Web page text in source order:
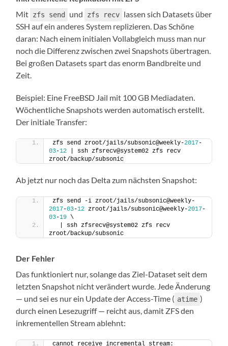
Mit zfs send und zfs recv lassen sich Datasets über
SSH auf ein anderes System replizieren. Das Schöne
daran: Nach einem initialen Vollabgleich muss man nur
noch die Differenz zwischen zwei Snapshots übertragen.
Bei großen Datasets spart das enorm Bandbreite und
Zeit.
Beispiel: Eine FreeBSD Jail mit 100 GB Mediadaten.
Wöchentliche Snapshots werden automatisch erstellt.
Der initiale Transfer:
zfs send zroot/jails/subsonic@weekly-2017-
03-12 | ssh zfsrecv@system02 zfs recv
zroot/backup/subsonic
Ab jetzt nur noch das Delta zum nächsten Snapshot:
zfs send -i zroot/jails/subsonic@weekly-
2017-03-12 zroot/jails/subsonic@weekly-2017-
03-19 \
  | ssh zfsrecv@system02 zfs recv
zroot/backup/subsonic
Der Fehler
Das funktioniert nur, solange das Ziel-Dataset seit dem
letzten Snapshot nicht verändert wurde. Jede Änderung
— und sei es nur ein Update der Access-Time ( atime )
durch einen Lesezugriff — reicht aus, damit ZFS den
inkrementellen Stream ablehnt:
cannot receive incremental stream: